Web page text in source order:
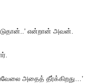
..’ என்றான் அவன்
அதைத் தீர்க்கிறது …’